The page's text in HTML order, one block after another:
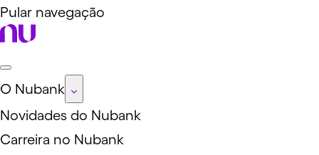
Pular navegação
O Nubank
Novidades do Nubank
Carreira no Nubank